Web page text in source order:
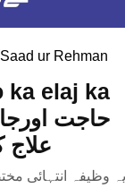
Saad ur Rehman
ka elaj ka
علاج
یہ وظیفہ انتہائی